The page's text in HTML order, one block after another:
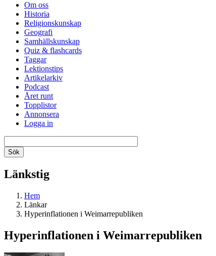
Om oss
Historia
Religionskunskap
Geografi
Samhällskunskap
Quiz & flashcards
Taggar
Lektionstips
Artikelarkiv
Podcast
Året runt
Topplistor
Annonsera
Logga in
Länkstig
Hem
Länkar
Hyperinflationen i Weimarrepubliken
Hyperinflationen i Weimarrepubliken